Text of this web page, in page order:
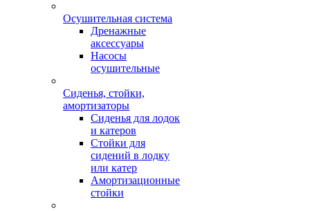
Осушительная система
Дренажные
аксессуары
Насосы
осушительные
Сиденья, стойки,
амортизаторы
Сиденья для лодок
и катеров
Стойки для
сидений в лодку
или катер
Амортизационные
стойки